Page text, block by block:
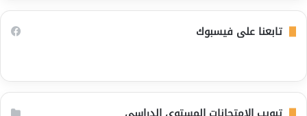
تابعنا على فيسبوك